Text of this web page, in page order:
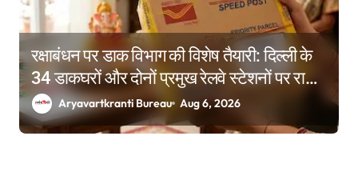
रक्षाबंधन पर डाक विभाग की विशेष तैयारी: दिल्ली के
34 डाकघरों और दोनों प्रमुख रेलवे स्टेशनों पर राखी
बुकिंग के विशेष काउंटर
Aryavartkranti Bureau Aug 6, 2026